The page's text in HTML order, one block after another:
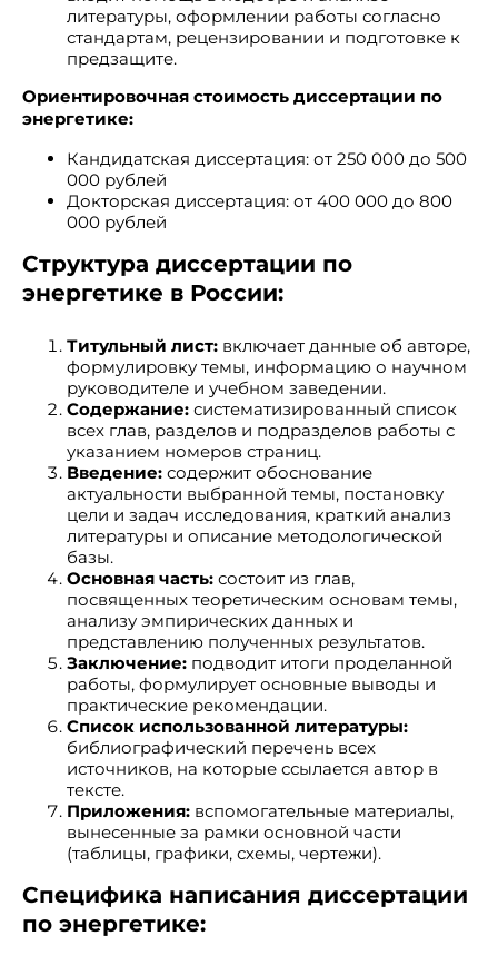
литературы, оформлении работы согласно
стандартам, рецензировании и подготовке к
предзащите.
Ориентировочная стоимость диссертации по
энергетике:
Кандидатская диссертация: от 250 000 до 500
000 рублей
Докторская диссертация: от 400 000 до 800
000 рублей
Структура диссертации по
энергетике в России:
Титульный лист: включает данные об авторе,
формулировку темы, информацию о научном
руководителе и учебном заведении.
Содержание: систематизированный список
всех глав, разделов и подразделов работы с
указанием номеров страниц.
Введение: содержит обоснование
актуальности выбранной темы, постановку
цели и задач исследования, краткий анализ
литературы и описание методологической
базы.
Основная часть: состоит из глав,
посвященных теоретическим основам темы,
анализу эмпирических данных и
представлению полученных результатов.
Заключение: подводит итоги проделанной
работы, формулирует основные выводы и
практические рекомендации.
Список использованной литературы:
библиографический перечень всех
источников, на которые ссылается автор в
тексте.
Приложения: вспомогательные материалы,
вынесенные за рамки основной части
(таблицы, графики, схемы, чертежи).
Специфика написания диссертации
по энергетике: